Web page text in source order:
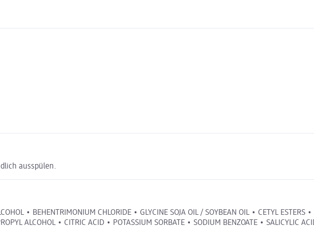
ausspülen.
• BEHENTRIMONIUM CHLORIDE • GLYCINE SOJA OIL / SOYBEAN OIL • CETYL ESTERS
ALCOHOL • CITRIC ACID • POTASSIUM SORBATE • SODIUM BENZOATE • SALICYLIC